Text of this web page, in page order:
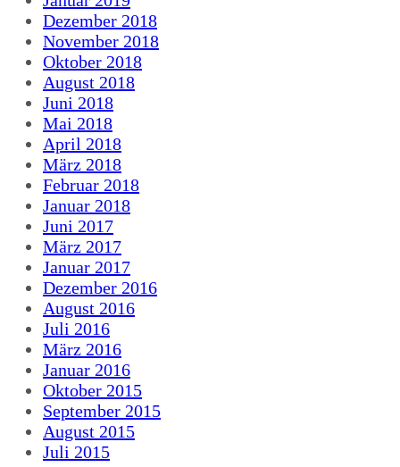
Dezember 2018
November 2018
Oktober 2018
August 2018
Juni 2018
Mai 2018
April 2018
März 2018
Februar 2018
Januar 2018
Juni 2017
März 2017
Januar 2017
Dezember 2016
August 2016
Juli 2016
März 2016
Januar 2016
Oktober 2015
September 2015
August 2015
Juli 2015